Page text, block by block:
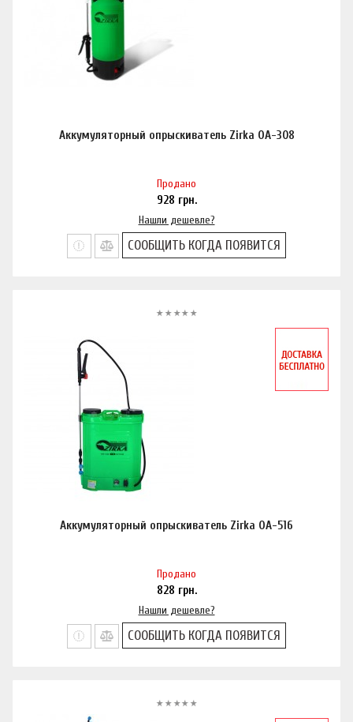
Аккумуляторный опрыскиватель Zirka ОА-308
Продано
928 грн.
Нашли дешевле?
СООБЩИТЬ КОГДА ПОЯВИТСЯ
Аккумуляторный опрыскиватель Zirka ОА-516
Продано
828 грн.
Нашли дешевле?
СООБЩИТЬ КОГДА ПОЯВИТСЯ